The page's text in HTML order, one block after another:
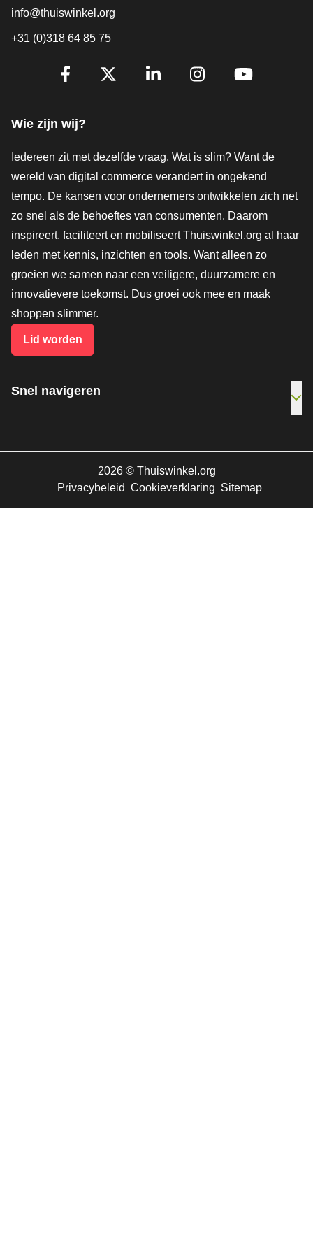
info@thuiswinkel.org
+31 (0)318 64 85 75
Volg je ons al?
Wie zijn wij?
Iedereen zit met dezelfde vraag. Wat is slim? Want de
wereld van digital commerce verandert in ongekend
tempo. De kansen voor ondernemers ontwikkelen zich net
zo snel als de behoeftes van consumenten. Daarom
inspireert, faciliteert en mobiliseert Thuiswinkel.org al haar
leden met kennis, inzichten en tools. Want alleen zo
groeien we samen naar een veiligere, duurzamere en
innovatievere toekomst. Dus groei ook mee en maak
shoppen slimmer.
Lid worden
Snel navigeren
2026 ©Thuiswinkel.org
Privacybeleid Cookieverklaring Sitemap